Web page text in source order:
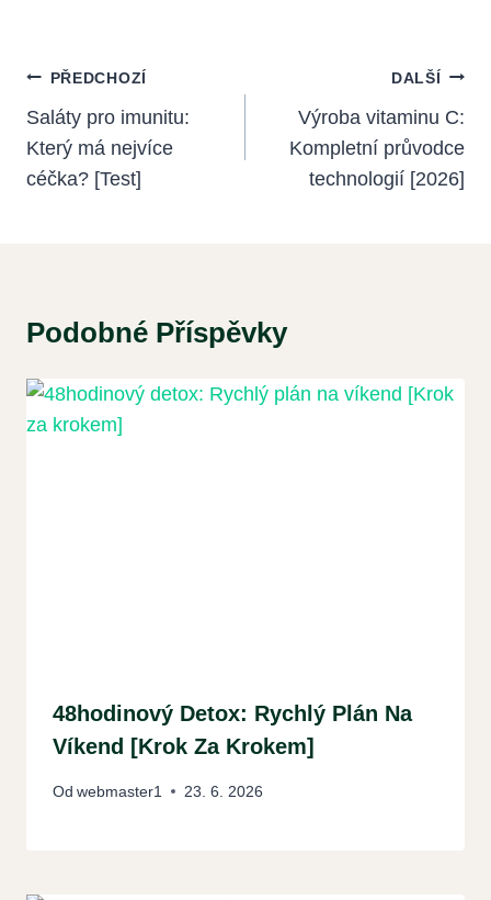
Navigace
Pro
Příspěvek
PŘEDCHOZÍ
Saláty pro imunitu:
Který má nejvíce
céčka? [Test]
DALŠÍ
Výroba vitaminu C:
Kompletní průvodce
technologií [2026]
Podobné Příspěvky
48hodinový Detox: Rychlý Plán Na
Víkend [Krok Za Krokem]
Od webmaster1 23. 6. 2026